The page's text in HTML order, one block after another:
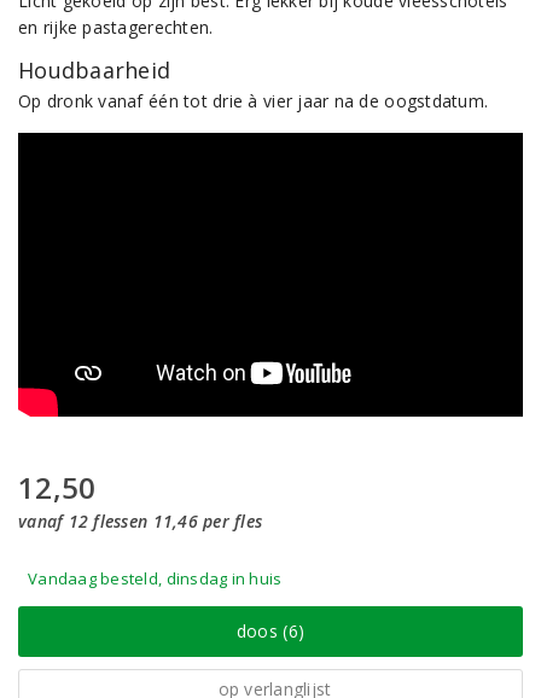
en rijke pastagerechten.
Houdbaarheid
Op dronk vanaf één tot drie à vier jaar na de oogstdatum.
12,50
vanaf 12 flessen 11,46 per fles
Vandaag besteld, dinsdag in huis
doos (6)
op verlanglijst